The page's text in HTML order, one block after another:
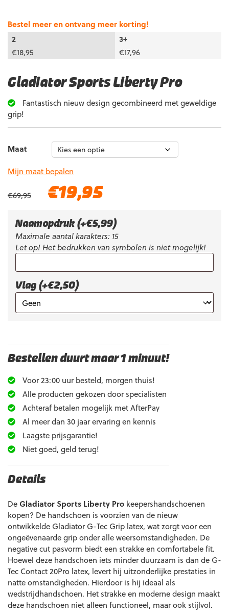
Gladiator Sports Liberty Pro
Fantastisch nieuw design gecombineerd met geweldige
grip!
Bestel meer en ontvang meer korting!
2
3+
€18,95 €17,96
Maat
Mijn maat bepalen
€69,95
Oorspronkelijke
€69,95.
€19,95Huidige
€19,95.
Naamopdruk (+€5,99)
Maximale aantal karakters: 15
Let op! Het bedrukken van symbolen is niet mogelijk!
Vlag (+€2,50)
Bestellen duurt maar 1 minuut!
Voor 23:00 uur besteld, morgen thuis!
Alle producten gekozen door specialisten
Achteraf betalen mogelijk met AfterPay
Al meer dan 30 jaar ervaring en kennis
Laagste prijsgarantie!
Niet goed, geld terug!
Details
DeGladiator Sports Liberty Pro keepershandschoenen
kopen? De handschoen is voorzien van de nieuw
ontwikkelde Gladiator G-Tec Grip latex, wat zorgt voor een
ongeëvenaarde grip onder alle weersomstandigheden. De
negative cut pasvorm biedt een strakke en comfortabele fit.
Hoewel deze handschoen iets minder duurzaam is dan de G-
Tec Contact 20Pro latex, levert hij uitzonderlijke prestaties in
natte omstandigheden. Hierdoor is hij ideaal als
wedstrijdhandschoen. Het strakke en moderne design maakt
deze handschoen niet alleen functioneel, maar ook stijlvol.